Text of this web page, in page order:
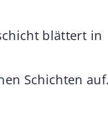
blättert in
Schichten auf.